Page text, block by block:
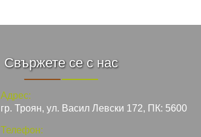
Свържете се с нас
Адрес:
гр. Троян, ул. Васил Левски 172, ПК: 5600
Телефон: